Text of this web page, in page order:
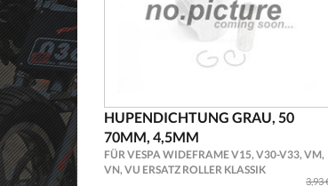
HUPENDICHTUNG GRAU, 50
70MM, 4,5MM
FÜR VESPA WIDEFRAME V15, V30-V33, VM,
VN, VU ERSATZ ROLLER KLASSIK
3,93